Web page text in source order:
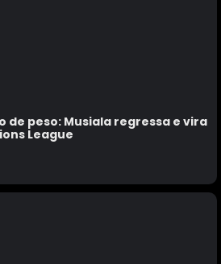
de peso: Musiala regressa e vira
League